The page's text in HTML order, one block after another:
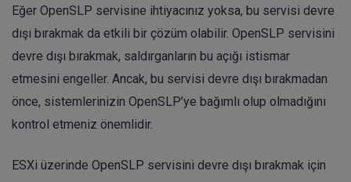
Eğer OpenSLP servisine ihtiyacınız yoksa, bu servisi devre
dışı bırakmak da etkili bir çözüm olabilir. OpenSLP servisini
devre dışı bırakmak, saldırganların bu açığı istismar
etmesini engeller. Ancak, bu servisi devre dışı bırakmadan
önce, sistemlerinizin OpenSLP’ye bağımlı olup olmadığını
kontrol etmeniz önemlidir.
ESXi üzerinde OpenSLP servisini devre dışı bırakmak için